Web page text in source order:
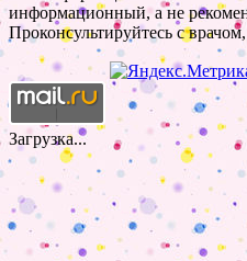
информационный, а не
Проконсультируйтесь с
Загрузка...